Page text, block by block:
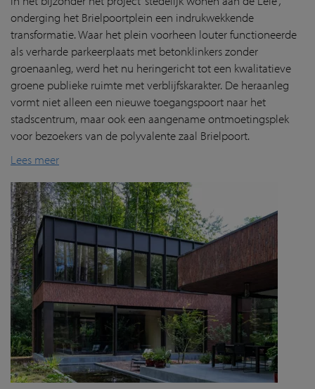
onderging het Brielpoortplein een indrukwekkende
transformatie. Waar het plein voorheen louter functioneerde
als verharde parkeerplaats met betonklinkers zonder
groenaanleg, werd het nu heringericht tot een kwalitatieve
groene publieke ruimte met verblijfskarakter. De heraanleg
vormt niet alleen een nieuwe toegangspoort naar het
stadscentrum, maar ook een aangename ontmoetingsplek
voor bezoekers van de polyvalente zaal Brielpoort.
Lees meer